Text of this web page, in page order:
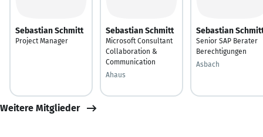
Sebastian Schmitt
Project Manager
Sebastian Schmitt
Microsoft Consultant
Collaboration &
Communication
Ahaus
Sebastian
Senior SAP Berater
Berechtigungen
Asbach
Weitere Mitglieder